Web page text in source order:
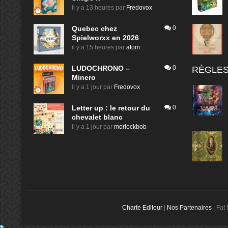
il y a 13 heures par Fredovox
Quebec chez
Spielworxx en 2026
il y a 15 heures par atom
0
LUDOCHRONO –
Minero
il y a 1 jour par Fredovox
0
Letter up : le retour du
chevalet blanc
il y a 1 jour par morlockbob
0
Charte Editeur| Nos Partenaires| Fat